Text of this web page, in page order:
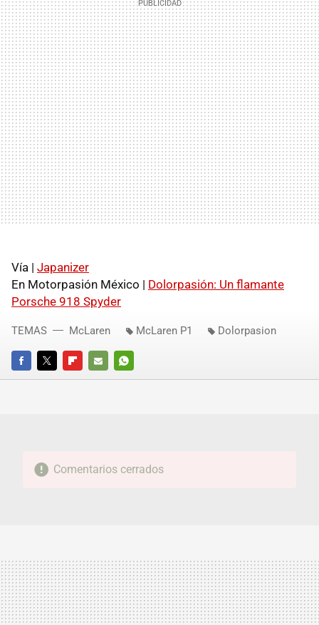
Vía | Japanizer
En Motorpasión México | Dolorpasión: Un flamante
Porsche 918 Spyder
FACEBOOKTWITTERFLIPBOARD
E-
WHATSAPP
TEMAS McLaren McLaren P1 Dolorpasion
Comentarios cerrados